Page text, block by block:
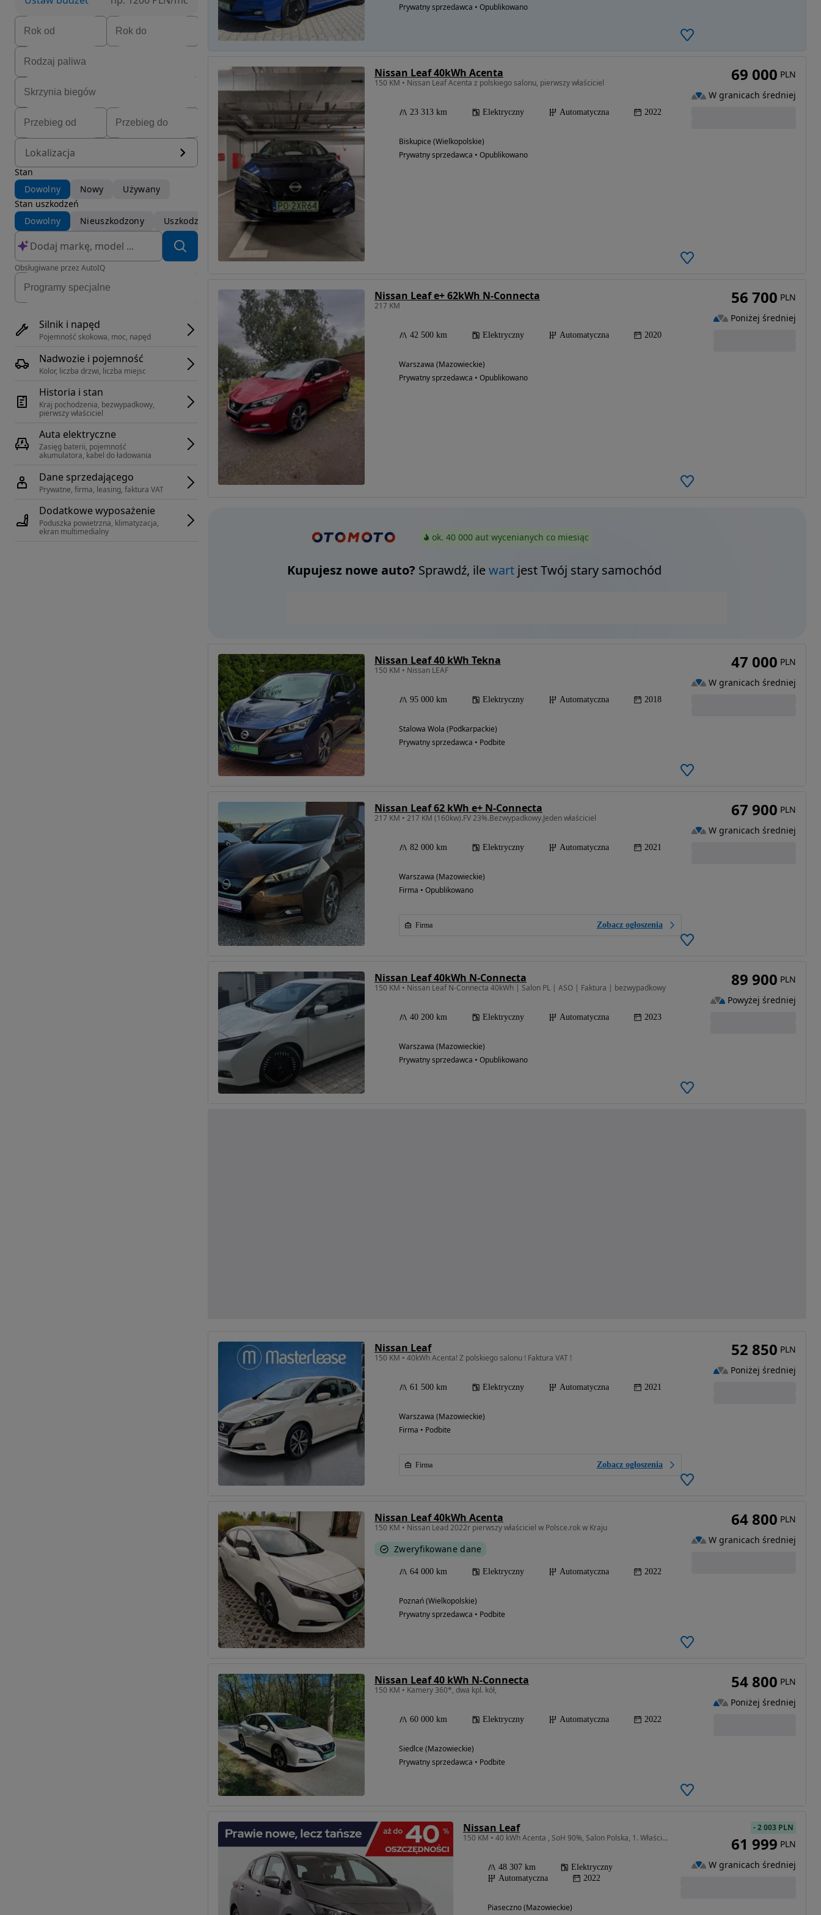
Lokalizacja
Stan
Dowolny
Nowy
Używany
Stan uszkodzeń
Dowolny
Nieuszkodzony Uszkodzony
Obsługiwane przez AutoIQ
Silnik i napęd
Pojemność skokowa, moc, napęd
Nadwozie i pojemność
Kolor, liczba drzwi, liczba miejsc
Historia i stan
Kraj pochodzenia, bezwypadkowy,
pierwszy właściciel
Auta elektryczne
Zasięg baterii, pojemność
akumulatora, kabel do ładowania
Dane sprzedającego
Prywatne, firma, leasing, faktura VAT
Dodatkowe wyposażenie
Poduszka powietrzna, klimatyzacja,
ekran multimedialny
Prywatny sprzedawca • Opublikowano
Nissan Leaf 40kWh Acenta
150 KM • Nissan Leaf Acenta z polskiego salonu, pierwszy właściciel
23 313 km Elektryczny Automatyczna 2022
Biskupice (Wielkopolskie)
Prywatny sprzedawca • Opublikowano
69 000 PLN
W granicach średniej
Nissan Leaf e+ 62kWh N-Connecta
217 KM
42 500 km Elektryczny Automatyczna 2020
Warszawa (Mazowieckie)
Prywatny sprzedawca • Opublikowano
56 700 PLN
Poniżej średniej
ok. 40 000 aut wycenianych co miesiąc
Kupujesz nowe auto? Sprawdź, ilewartjest Twój stary samochód
Nissan Leaf 40 kWh Tekna
150 KM • Nissan LEAF
95 000 km Elektryczny Automatyczna 2018
Stalowa Wola (Podkarpackie)
Prywatny sprzedawca • Podbite
47 000 PLN
W granicach średniej
Nissan Leaf 62 kWh e+ N-Connecta
217 KM • 217 KM (160kw).FV 23%.Bezwypadkowy.Jeden właściciel
82 000 km Elektryczny Automatyczna 2021
Warszawa (Mazowieckie)
Firma • Opublikowano
Firma Zobacz ogłoszenia
67 900 PLN
W granicach średniej
Nissan Leaf 40kWh N-Connecta
150 KM • Nissan Leaf N-Connecta 40kWh | Salon PL | ASO | Faktura | bezwypadkowy
40 200 km Elektryczny Automatyczna 2023
Warszawa (Mazowieckie)
Prywatny sprzedawca • Opublikowano
89 900 PLN
Powyżej średniej
Nissan Leaf
150 KM • 40kWh Acenta! Z polskiego salonu ! Faktura VAT !
61 500 km Elektryczny Automatyczna 2021
Warszawa (Mazowieckie)
Firma • Podbite
Firma Zobacz ogłoszenia
52 850 PLN
Poniżej średniej
Nissan Leaf 40kWh Acenta
150 KM • Nissan Lead 2022r pierwszy właściciel w Polsce.rok w Kraju
Zweryfikowane dane
64 000 km Elektryczny Automatyczna 2022
Poznań (Wielkopolskie)
Prywatny sprzedawca • Podbite
64 800 PLN
W granicach średniej
Nissan Leaf 40 kWh N-Connecta
150 KM • Kamery 360*, dwa kpl. kół,
60 000 km Elektryczny Automatyczna 2022
Siedlce (Mazowieckie)
Prywatny sprzedawca • Podbite
54 800 PLN
Poniżej średniej
Nissan Leaf
150 KM • 40 kWh Acenta , SoH 90%, Salon Polska, 1. Właściciel, Serwis ASO,
48 307 km
Elektryczny
Automatyczna
2022
Piaseczno (Mazowieckie)
-2 003 PLN
61 999 PLN
W granicach średniej